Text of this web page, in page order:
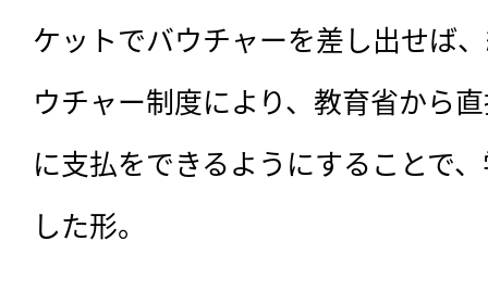
ケットでバウチャーを差し出せば
ウチャー制度により、教育省から
に支払をできるようにすることで
した形。